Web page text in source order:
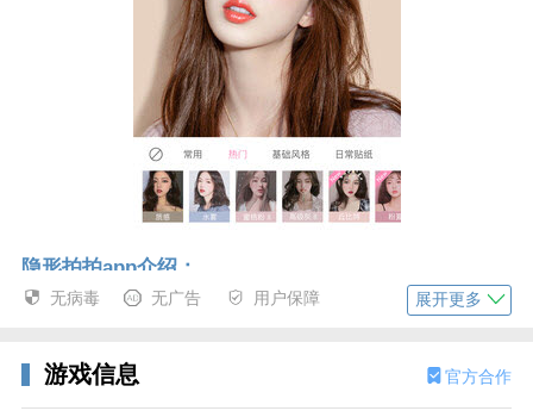
隐形拍拍app介绍：
隐形拍拍是一款非常不错的手机拍照应用软件，隐形拍
功能，可设置静音模式，拍照更隐秘，黑屏情况下点击
无病毒 无广告 用户保障 展开更多
游戏信息 官方合作